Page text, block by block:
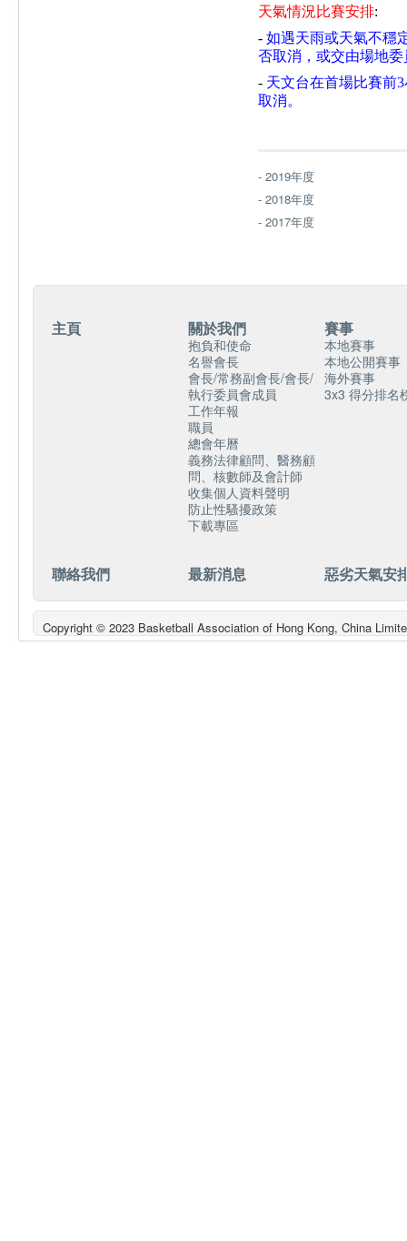
天氣情況比賽安排:
- 如遇天雨或天氣不穩
否取消，或交由場地
- 天文台在首場比賽前
取消。
- 2019年度
- 2018年度
- 2017年度
主頁 關於我們
抱負和使命
名譽會長
會長/常務副會長/會長/
執行委員會成員
工作年報
職員
總會年曆
義務法律顧問、醫務顧
問、核數師及會計師
收集個人資料聲明
防止性騷擾政策
下載專區
賽事
本地賽事
本地公開賽事
海外賽事
3x3 得分排名
聯絡我們 最新消息 惡劣天氣安
Copyright © 2023 Basketball Association of Hong Kong, China